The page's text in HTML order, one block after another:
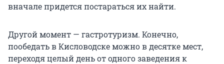
вначале придется постараться их найти.
Другой момент — гастротуризм. Конечно,
пообедать в Кисловодске можно в десятке мест,
переходя целый день от одного заведения к